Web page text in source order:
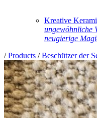
Kreative
ungewöhnliche
neugierige
/Products /Beschützer der